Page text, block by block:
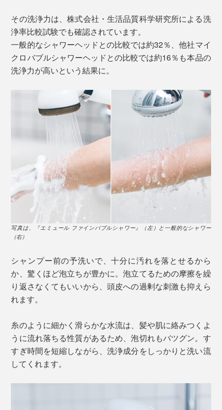
その洗浄力は、株式会社・生活品質科学研究所による洗
浄率比較試験でも確認されています。
一般的なシャワーヘッドとの比較では約32％、他社マイ
クロバブルシャワーヘッドとの比較では約16％も本品の
洗浄力が高いという結果に。
写真は、『エミュール ファインバブルシャワー』（左）と一般的なシャワー
（右）
シャンプー前の予洗いで、十分に汚れを落とせるから
か、驚くほど泡立ちが豊かに。泡立てるための摩擦を繰
り返さなくてもいいから、頭皮への過剰な刺激も抑えら
れます。
糸のように細かく滑らかな水流は、髪や肌に絡みつくよ
うに流れ落ちる性質があるため、泡切れもバツグン。す
すぎ時間を短縮しながら、洗浄成分をしっかりと洗い流
してくれます。